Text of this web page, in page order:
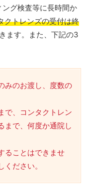
グ検査等に長時間か
クトレンズの受付は終
ます。また、下記の3
みのお渡し、度数の
で、コンタクトレン
まで、何度か通院し
ることはできませ
ださい。